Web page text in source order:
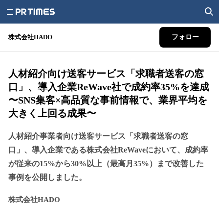
株式会社HADO フォロー
人材紹介向け送客サービス「求職者送客の窓
口」、導入企業ReWave社で成約率35%を達成
〜SNS集客×高品質な事前情報で、業界平均を
大きく上回る成果〜
人材紹介事業者向け送客サービス「求職者送客の窓
口」、導入企業である株式会社ReWaveにおいて、成約率
が従来の15%から30%以上（最高月35%）まで改善した
事例を公開しました。
株式会社HADO